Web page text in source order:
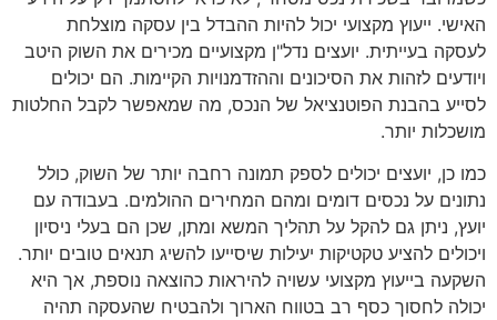
האישי. ייעוץ מקצועי יכול להיות ההבדל בין עסקה מוצלחת
לעסקה בעייתית. יועצים נדל"ן מקצועיים מכירים את השוק היטב
ויודעים לזהות את הסיכונים וההזדמנויות הקיימות. הם יכולים
לסייע בהבנת הפוטנציאל של הנכס, מה שמאפשר לקבל החלטות
מושכלות יותר.
כמו כן, יועצים יכולים לספק תמונה רחבה יותר של השוק, כולל
נתונים על נכסים דומים ומהם המחירים ההולמים. בעבודה עם
יועץ, ניתן גם להקל על תהליך המשא ומתן, שכן הם בעלי ניסיון
ויכולים להציע טקטיקות יעילות שיסייעו להשיג תנאים טובים יותר.
השקעה בייעוץ מקצועי עשויה להיראות כהוצאה נוספת, אך היא
יכולה לחסוך כסף רב בטווח הארוך ולהבטיח שהעסקה תהיה